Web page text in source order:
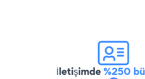
İletişimde%250